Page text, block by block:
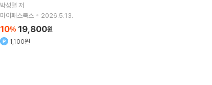
박성렬 저
마이패스북스
2026.5.13.
10% 19,800원
1,100원